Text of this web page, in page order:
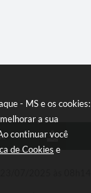
- MS e os cookies:
a sua
continuar você
de Cookies e